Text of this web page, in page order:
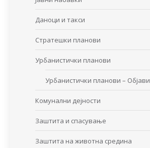
Даноци и такси
Стратешки планови
Урбанистички планови
Урбанистички планови – Објави
Комунални дејности
Заштита и спасување
Заштита на животна средина